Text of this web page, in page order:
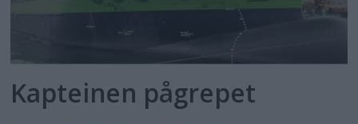
Kapteinen pågrepet